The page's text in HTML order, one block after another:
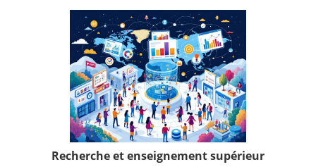
Nous suivre
Recherche et enseignement supérieur